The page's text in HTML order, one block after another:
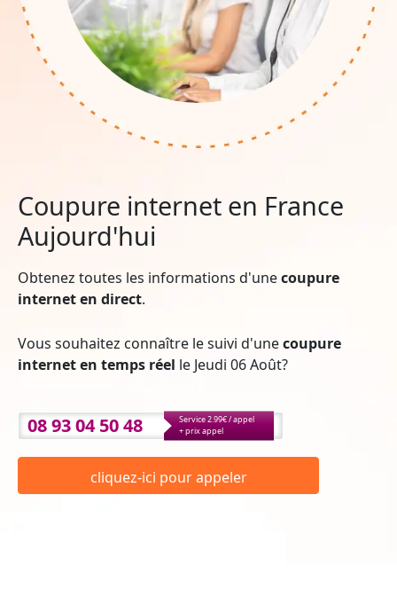
Coupure internet en France
Aujourd'hui
Obtenez toutes les informations d'unecoupure
internet en direct.
Vous souhaitez connaître le suivi d'unecoupure
internet en temps réel le Jeudi 06 Août?
08 93 04 50 48
Service 2.99€ / appel
+ prix appel
cliquez-ici pour appeler